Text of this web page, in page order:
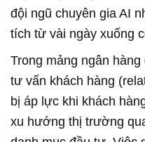
đội ngũ chuyên gia AI
tích từ vài ngày xuống
Trong mảng ngân
tư vấn khách hàng
bị áp lực khi khách
xu hướng thị trường